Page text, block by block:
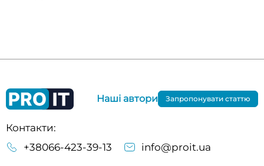
Контакти:
+38066-423-39-13
info@proit.ua
Наші автори Запропонувати статтю